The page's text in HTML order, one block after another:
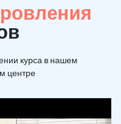
курса в нашем
центре